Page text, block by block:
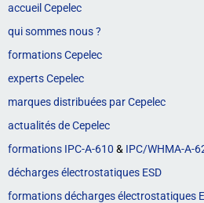
accueil Cepelec
qui sommes nous ?
formations Cepelec
experts Cepelec
marques distribuées par Cepelec
actualités de Cepelec
formations IPC-A-610 & IPC/WHMA-A-
décharges électrostatiques ESD
formations décharges électrostatiques